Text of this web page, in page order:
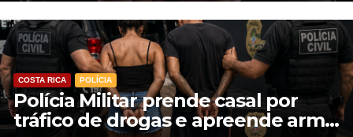
COSTA RICA POLÍCIA
Polícia Militar prende casal por
tráfico de drogas e apreende arma